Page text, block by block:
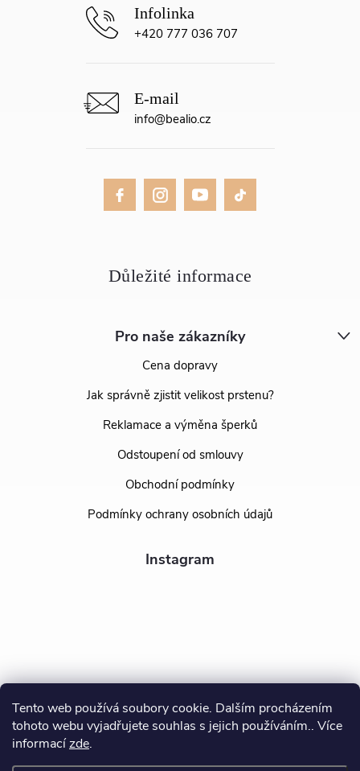
Tento web používá soubory cookie. Dalším procházením
tohoto webu vyjadřujete souhlas s jejich používáním.. Více
informacízde.
Pro naše zákazníky
Cena dopravy
Jak správně zjistit velikost prstenu?
Reklamace a výměna šperků
Odstoupení od smlouvy
Obchodní podmínky
Podmínky ochrany osobních údajů
Instagram
Sledovat na Instagramu
info@bealio.cz
+420 777 036 707